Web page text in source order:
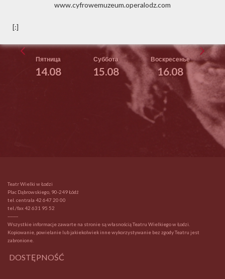
Пятница
14.08
Суббота
15.08
Воскресенье
16.08
Teatr Wielki w Łodzi
Plac Dąbrowskiego, 90-249 Łódź
tel. centrala 42 647 20 00
tel./fax42 631 95 52
-------
Wszystkie informacje zawarte na stronie są własnością Teatru Wielkiego w Łodzi.
Kopiowanie, powielanie lub jakiekolwiek inne wykorzystywanie bez zgody Teatru jest
zabronione.
DOSTĘPNOŚĆ
www.cyfrowemuzeum.operalodz.com
[:]